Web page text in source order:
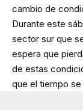
cambio de
Durante este
sector sur que
espera que
de estas
que el tiempo